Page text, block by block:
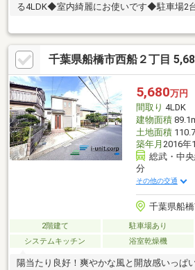
る4LDK◆室内綺麗にお使いです◆駐車場2
千葉県船橋市西船２丁目
5,680万円
間取り 4LDK
建物面積
土地面積
築年月 2016年
総武・中
分
その他の交通
千葉県船
2階建て 駐車場あり
システムキッチン
浴室乾燥機
陽当たり良好！爽やかな風と開放感いっぱ